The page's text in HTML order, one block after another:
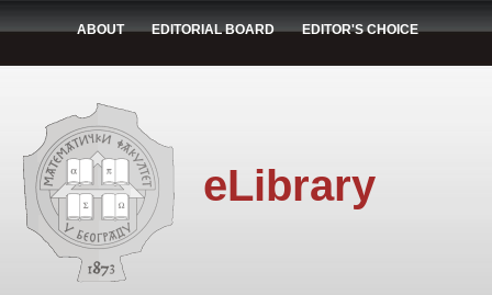
ABOUT EDITORIAL BOARD EDITOR'S CHOICE
eLibrary